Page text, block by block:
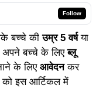
Follow
बच्चे कीउम्र 5 वर्षया
अपने बच्चे के लिएब्लू
के लिए आवेदनकर
को इस आर्टिकल में